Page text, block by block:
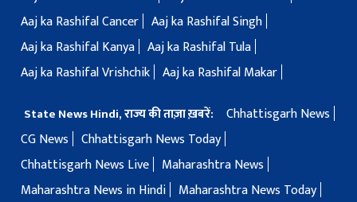
Aaj ka Rashifal Cancer Aaj ka Rashifal Singh
Aaj ka Rashifal Kanya Aaj ka Rashifal Tula
Aaj ka Rashifal Vrishchik Aaj ka Rashifal Makar
State News Hindi, राज्य की ताज़ा ख़बरें:
Chhattisgarh News
CG News
Chhattisgarh News Today
Chhattisgarh News Live
Maharashtra News
Maharashtra News in Hindi
Maharashtra News Today